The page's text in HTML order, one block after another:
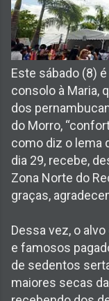
Este sábado (8)
consolo à Maria,
dos
do Morro,
como diz o lema
dia 29, recebe,
Zona Norte do
graças,
Dessa vez, o
e famosos
de sedentos
maiores secas